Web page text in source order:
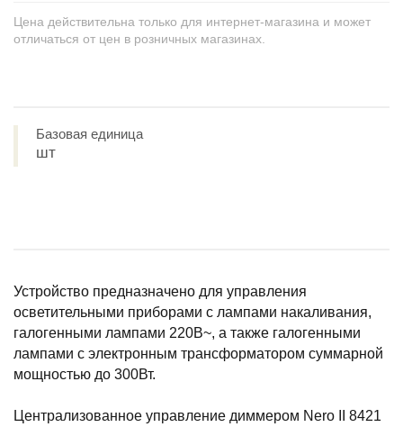
Цена действительна только для интернет-магазина и может
отличаться от цен в розничных магазинах.
Базовая единица
шт
Устройство предназначено для управления
осветительными приборами с лампами накаливания,
галогенными лампами 220В~, а также галогенными
лампами с электронным трансформатором суммарной
мощностью до 300Вт.
Централизованное управление диммером Nero II 8421